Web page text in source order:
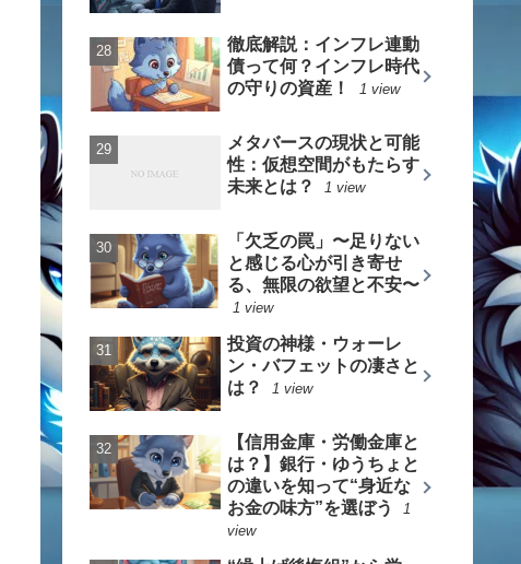
徹底解説：インフレ連動
債って何？インフレ時代
の守りの資産！
1 view
メタバースの現状と可能
性：仮想空間がもたらす
未来とは？
1 view
「欠乏の罠」〜足りない
と感じる心が引き寄せ
る、無限の欲望と不安〜
1 view
投資の神様・ウォーレ
ン・バフェットの凄さと
は？
1 view
【信用金庫・労働金庫と
は？】銀行・ゆうちょと
の違いを知って“身近な
お金の味方”を選ぼう
1
view